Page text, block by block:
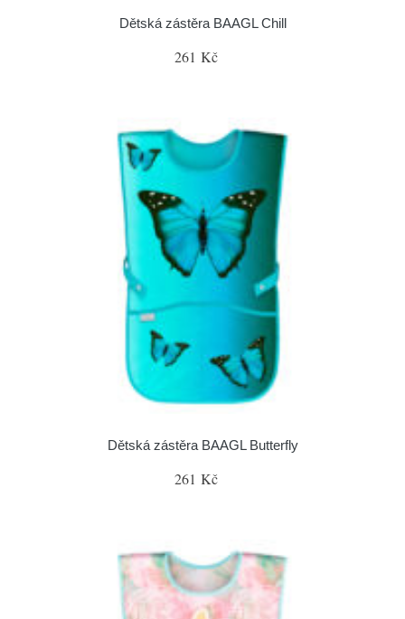
Dětská zástěra BAAGL Chill
261 Kč
Dětská zástěra BAAGL Butterfly
261 Kč